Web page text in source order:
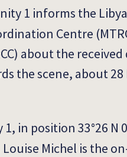
1 informs the
Centre
about the
the scene, about
in position 33°26 N
Michel is the